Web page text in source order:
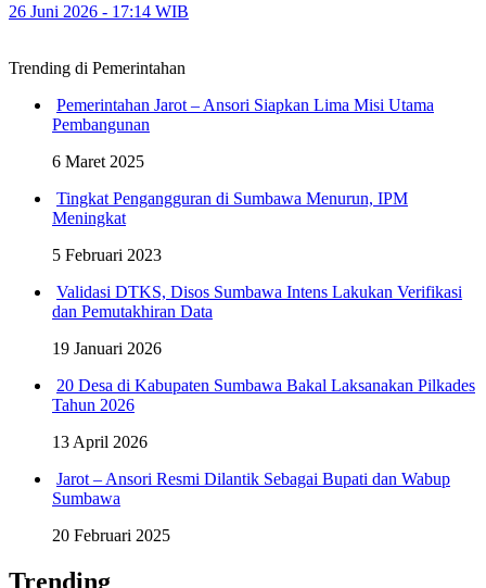
26 Juni 2026 - 17:14 WIB
Trending di Pemerintahan
Pemerintahan Jarot – Ansori Siapkan Lima Misi Utama
Pembangunan
6 Maret 2025
Tingkat Pengangguran di Sumbawa Menurun, IPM
Meningkat
5 Februari 2023
Validasi DTKS, Disos Sumbawa Intens Lakukan Verifikasi
dan Pemutakhiran Data
19 Januari 2026
20 Desa di Kabupaten Sumbawa Bakal Laksanakan Pilkades
Tahun 2026
13 April 2026
Jarot – Ansori Resmi Dilantik Sebagai Bupati dan Wabup
Sumbawa
20 Februari 2025
Trending